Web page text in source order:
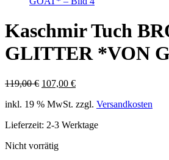
Kaschmir Tuch
GLITTER *VON
119,00€ Ursprünglicher
war:
107,00 €Aktueller
ist:
inkl. 19 % MwSt. zzgl. Versandkosten
Lieferzeit: 2-3 Werktage
Nicht vorrätig